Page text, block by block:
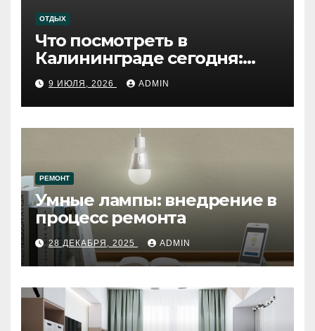
ОТДЫХ
Что посмотреть в
Калининграде сегодня:
путеводитель по самому
западному городу России
9 ИЮЛЯ, 2026 ADMIN
РЕМОНТ
Умные лампы: внедрение в
процесс ремонта
28 ДЕКАБРЯ, 2025 ADMIN